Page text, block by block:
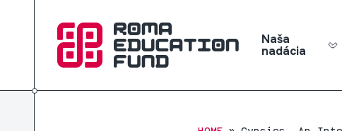
Naša
nadácia